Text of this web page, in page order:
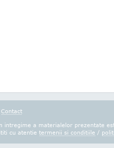
Contact
intregime a materialelor prezentate
cu atentie termenii si conditiile /